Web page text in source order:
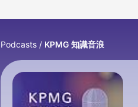
Podcasts KPMG 知識音浪